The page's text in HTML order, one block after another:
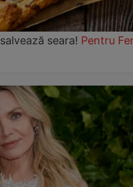
seara! Pentru